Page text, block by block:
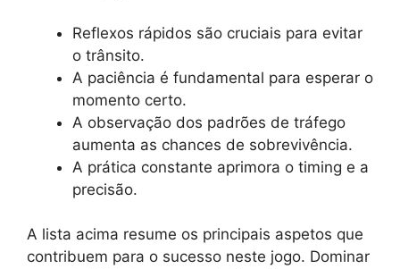
Reflexos rápidos são cruciais para evitar
o trânsito.
A paciência é fundamental para esperar o
momento certo.
A observação dos padrões de tráfego
aumenta as chances de sobrevivência.
A prática constante aprimora o timing e a
precisão.
A lista acima resume os principais aspetos que
contribuem para o sucesso neste jogo. Dominar